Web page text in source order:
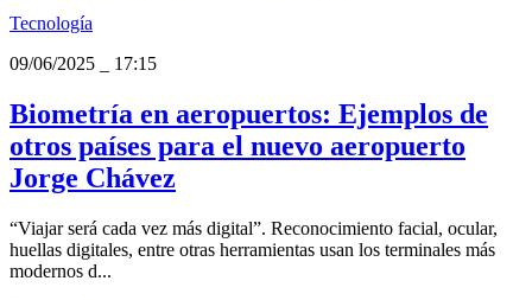
Tecnología
09/06/2025
17:15
Biometría en aeropuertos: Ejemplos de
otros países para el nuevo aeropuerto
Jorge Chávez
“Viajar será cada vez más digital”. Reconocimiento facial, ocular,
huellas digitales, entre otras herramientas usan los terminales más
modernos d...